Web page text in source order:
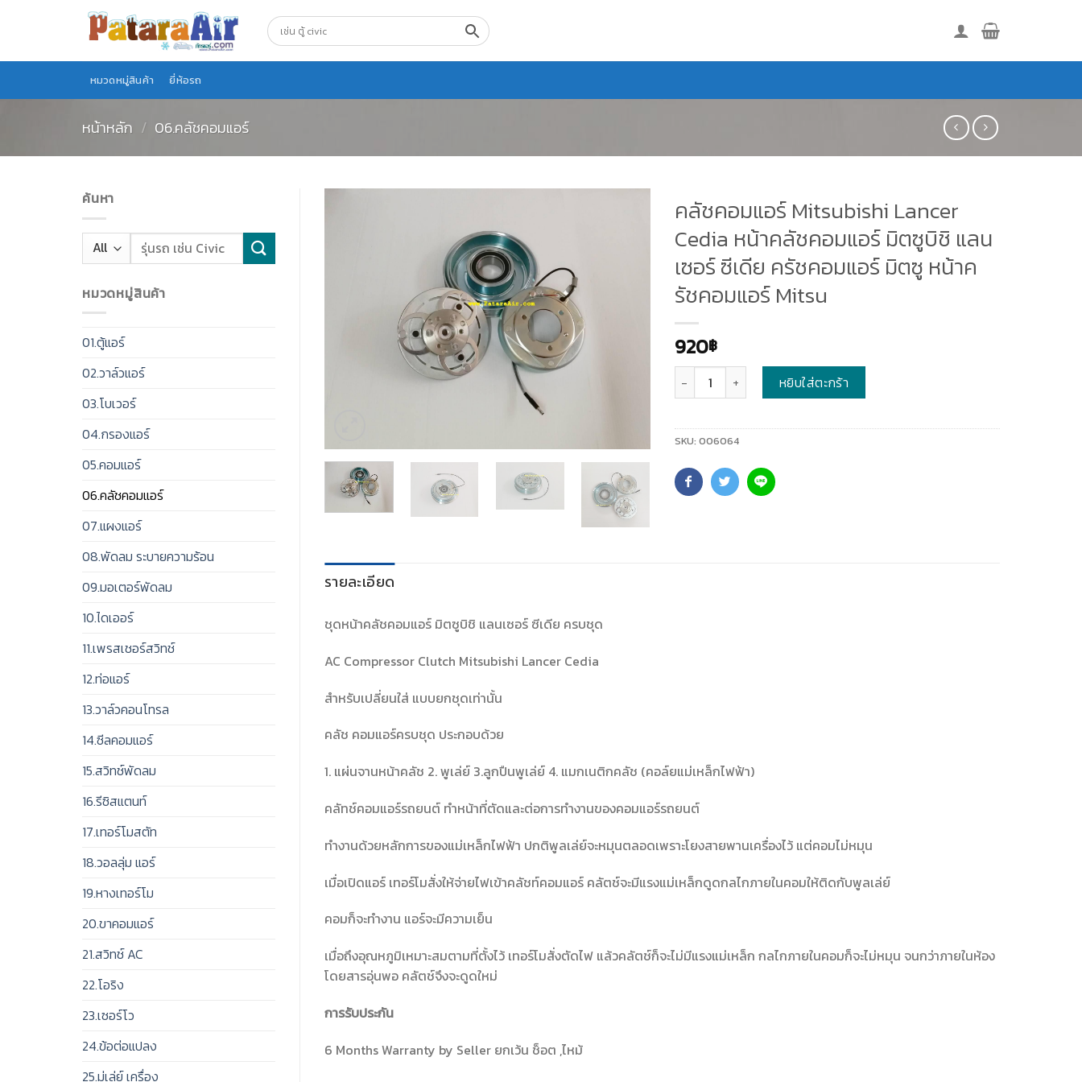
หมวดหมู่สินค้า ยี่ห้อรถ
หน้าหลัก / 06.คลัชคอมแอร์
ค้นหา
หมวดหมู่สินค้า
01.ตู้แอร์
02.วาล์วแอร์
03.โบเวอร์
04.กรองแอร์
05.คอมแอร์
06.คลัชคอมแอร์
07.แผงแอร์
08.พัดลม ระบายความร้อน
09.มอเตอร์พัดลม
10.ไดเออร์
11.เพรสเชอร์สวิทช์
12.ท่อแอร์
13.วาล์วคอนโทรล
14.ซีลคอมแอร์
15.สวิทช์พัดลม
16.รีซิสแตนท์
17.เทอร์โมสตัท
18.วอลลุ่ม แอร์
19.หางเทอร์โม
20.ขาคอมแอร์
21.สวิทช์ AC
22.โอริง
23.เซอร์โว
24.ข้อต่อแปลง
25.มู่เล่ย์ เครื่อง
คลัชคอมแอร์ Mitsubishi Lancer
Cedia หน้าคลัชคอมแอร์ มิตซูบิชิ แลน
เซอร์ ซีเดีย ครัชคอมแอร์ มิตซู หน้าค
รัชคอมแอร์ Mitsu
920฿
หยิบใส่ตะกร้า
SKU: 006064
รายละเอียด
ชุดหน้าคลัชคอมแอร์ มิตซูบิชิ แลนเซอร์ ซีเดีย ครบชุด
AC Compressor Clutch Mitsubishi Lancer Cedia
สำหรับเปลี่ยนใส่ แบบยกชุดเท่านั้น
คลัช คอมแอร์ครบชุด ประกอบด้วย
1. แผ่นจานหน้าคลัช 2. พูเล่ย์ 3.ลูกปืนพูเล่ย์ 4. แมกเนติกคลัช (คอล์ยแม่เหล็กไฟฟ้า)
คลัทช์คอมแอร์รถยนต์ ทำหน้าที่ตัดและต่อการทำงานของคอมแอร์รถยนต์
ทำงานด้วยหลักการของแม่เหล็กไฟฟ้า ปกติพูลเล่ย์จะหมุนตลอดเพราะโยงสายพานเครื่องไว้ แต่คอมไม่หมุน
เมื่อเปิดแอร์ เทอร์โมสั่งให้จ่ายไฟเข้าคลัชท์คอมแอร์ คลัตช์จะมีแรงแม่เหล็กดูดกลไกภายในคอมให้ติดกับพูลเล่ย์
คอมก็จะทำงาน แอร์จะมีความเย็น
เมื่อถึงอุณหภูมิเหมาะสมตามที่ตั้งไว้ เทอร์โมสั่งตัดไฟ แล้วคลัตช์ก็จะไม่มีแรงแม่เหล็ก กลไกภายในคอมก็จะไม่หมุน จนกว่าภายในห้อง
โดยสารอุ่นพอ คลัตช์จึงจะดูดใหม่
การรับประกัน
6 Months Warranty by Seller ยกเว้น ช็อต ,ไหม้